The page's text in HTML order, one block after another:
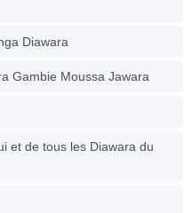
Diawara
Gambie Moussa Jawara
et de tous les Diawara du